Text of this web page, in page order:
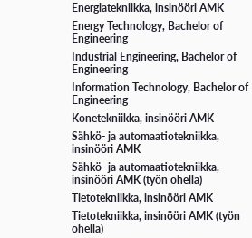
Opiskelijaelämää Vaasassa
Uuden opiskelijan tietopaketti
OPINTOJEN TUKI JA
Hyvinvointi ja terveys
Turvallisuus
Avoimet työpaikat
Digivisio 2030
Energiatekniikka, insinööri AMK
Energy Technology, Bachelor of
Engineering
Industrial Engineering, Bachelor of
Engineering
Information Technology, Bachelor of
Engineering
Konetekniikka, insinööri AMK
Sähkö- ja automaatiotekniikka,
insinööri AMK
Sähkö- ja automaatiotekniikka,
insinööri AMK (työn ohella)
Tietotekniikka, insinööri AMK
Tietotekniikka, insinööri AMK (työn
ohella)